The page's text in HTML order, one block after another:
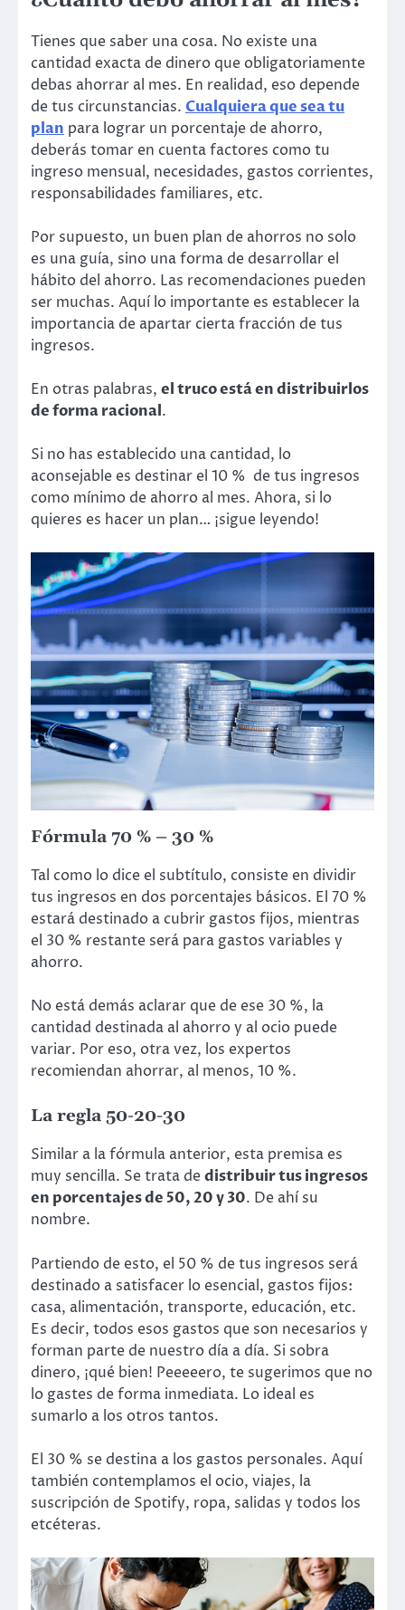
Tienes que saber una cosa. No existe una
cantidad exacta de dinero que obligatoriamente
debas ahorrar al mes. En realidad, eso depende
de tus circunstancias. Cualquiera que sea tu
plan para lograr un porcentaje de ahorro,
deberás tomar en cuenta factores como tu
ingreso mensual, necesidades, gastos corrientes,
responsabilidades familiares, etc.
Por supuesto, un buen plan de ahorros no solo
es una guía, sino una forma de desarrollar el
hábito del ahorro. Las recomendaciones pueden
ser muchas. Aquí lo importante es establecer la
importancia de apartar cierta fracción de tus
ingresos.
En otras palabras, el truco está en distribuirlos
de forma racional.
Si no has establecido una cantidad, lo
aconsejable es destinar el 10 % de tus ingresos
como mínimo de ahorro al mes. Ahora, si lo
quieres es hacer un plan… ¡sigue leyendo!
Fórmula 70 % – 30 %
Tal como lo dice el subtítulo, consiste en dividir
tus ingresos en dos porcentajes básicos. El 70 %
estará destinado a cubrir gastos fijos, mientras
el 30 % restante será para gastos variables y
ahorro.
No está demás aclarar que de ese 30 %, la
cantidad destinada al ahorro y al ocio puede
variar. Por eso, otra vez, los expertos
recomiendan ahorrar, al menos, 10 %.
La regla 50-20-30
Similar a la fórmula anterior, esta premisa es
muy sencilla. Se trata dedistribuir tus ingresos
en porcentajes de 50, 20 y 30. De ahí su
nombre.
Partiendo de esto, el 50 % de tus ingresos será
destinado a satisfacer lo esencial, gastos fijos:
casa, alimentación, transporte, educación, etc.
Es decir, todos esos gastos que son necesarios y
forman parte de nuestro día a día. Si sobra
dinero, ¡qué bien! Peeeeero, te sugerimos que no
lo gastes de forma inmediata. Lo ideal es
sumarlo a los otros tantos.
El 30 % se destina a los gastos personales. Aquí
también contemplamos el ocio, viajes, la
suscripción de Spotify, ropa, salidas y todos los
etcéteras.